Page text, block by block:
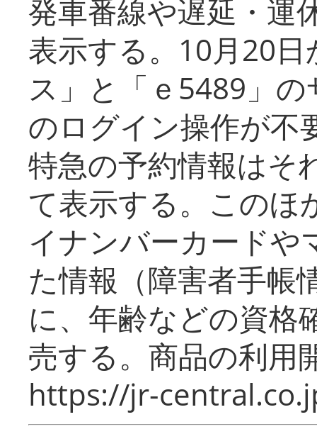
発車番線や遅延・運
表示する。10月20
ス」と「ｅ5489」
のログイン操作が不
特急の予約情報はそ
て表示する。このほ
イナンバーカードや
た情報（障害者手帳
に、年齢などの資格
売する。商品の利用
https://jr-